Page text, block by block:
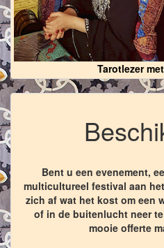
Tarotlezer
Bent u een evenement,
multicultureel festival aan
zich af wat het kost om een
of in de buitenlucht neer
mooie offerte